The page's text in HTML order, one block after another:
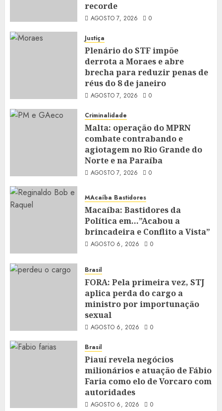
recorde
AGOSTO 7, 2026 0
Justiça
Plenário do STF impõe
derrota a Moraes e abre
brecha para reduzir penas de
réus do 8 de janeiro
AGOSTO 7, 2026 0
Criminalidade
Malta: operação do MPRN
combate contrabando e
agiotagem no Rio Grande do
Norte e na Paraíba
AGOSTO 7, 2026 0
MAcaíba Bastidores
Macaíba: Bastidores da
Política em…”Acabou a
brincadeira e Conflito a Vista”
AGOSTO 6, 2026 0
Brasil
FORA: Pela primeira vez, STJ
aplica perda do cargo a
ministro por importunação
sexual
AGOSTO 6, 2026 0
Brasil
Piauí revela negócios
milionários e atuação de Fábio
Faria como elo de Vorcaro com
autoridades
AGOSTO 6, 2026 0